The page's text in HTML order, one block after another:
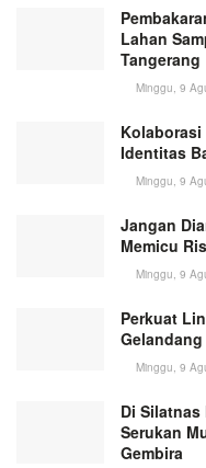
Lahan
Tangerang
Minggu, 9
Identitas
Minggu, 9
Jangan
Memicu
Minggu, 9
Perkuat
Minggu, 9
Di Silatnas
Serukan
Gembira